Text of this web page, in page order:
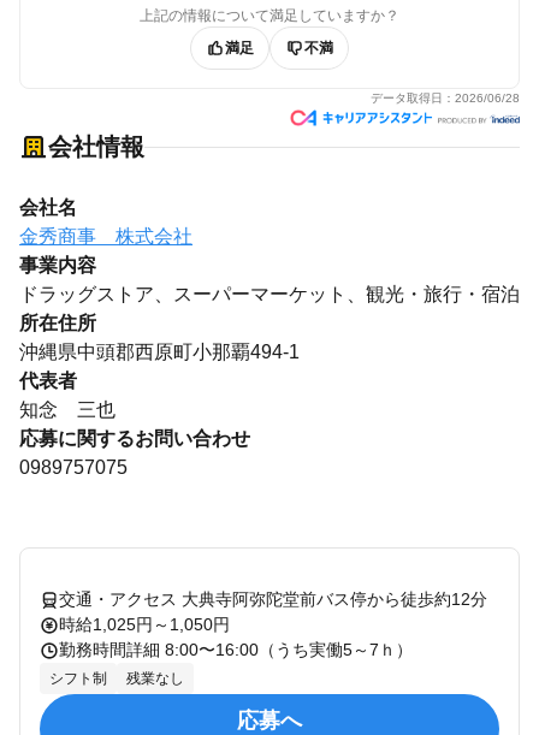
上記の情報について満足していますか？
満足
不満
データ取得日： 2026/06/28
会社情報
会社名
金秀商事 株式会社
事業内容
ドラッグストア、スーパーマーケット、観光・旅行・宿泊
所在住所
沖縄県中頭郡西原町小那覇494-1
代表者
知念 三也
応募に関するお問い合わせ
0989757075
交通・アクセス 大典寺阿弥陀堂前バス停から徒歩約12分
時給1,025円～1,050円
勤務時間詳細 8:00〜16:00（うち実働5～7ｈ）
シフト制 残業なし
応募へ